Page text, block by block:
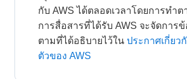
กับ AWS ได้ตลอดเวลาโดยการทำ
การสื่อสารที่ได้รับ AWS จะจัดกา
ตามที่ได้อธิบายไว้ใน ประกาศเกี่ยว
ตัวของ AWS